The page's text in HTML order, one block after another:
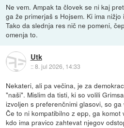
Ne vem. Ampak ta človek se ni kaj
ga že primerjaš s Hojsem. Ki ima
Tako da slednja res nič ne pomeni,
omenja to.
Utk
::8. jul 2026, 14:33
Nekateri, ali pa večina, je za
"naši". Mislim da tisti, ki so volili
izvoljen s preferenčnimi glasovi, so
Če to ni kompatibilno z epp, ga
kdo ima pravico zahtevat njegov